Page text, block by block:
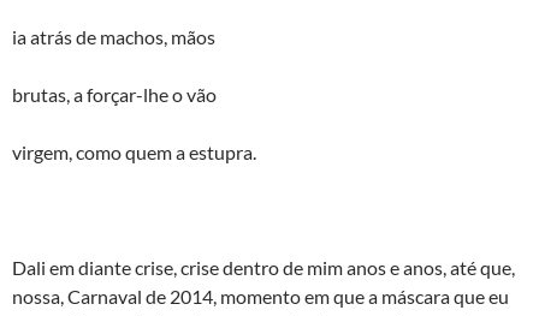
ia atrás de machos, mãos
brutas, a forçar-lhe o vão
virgem, como quem a estupra.
Dali em diante crise, crise dentro de mim anos e anos, até que,
nossa, Carnaval de 2014, momento em que a máscara que eu